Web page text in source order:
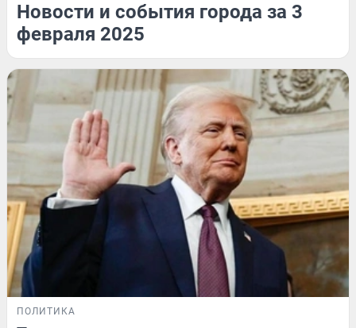
Новости и события города за 3
февраля 2025
ПОЛИТИКА